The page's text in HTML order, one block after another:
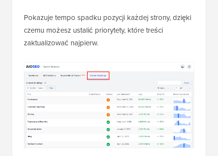
Pokazuje tempo spadku pozycji każdej strony, dzięki
czemu możesz ustalić priorytety, które treści
zaktualizować najpierw.